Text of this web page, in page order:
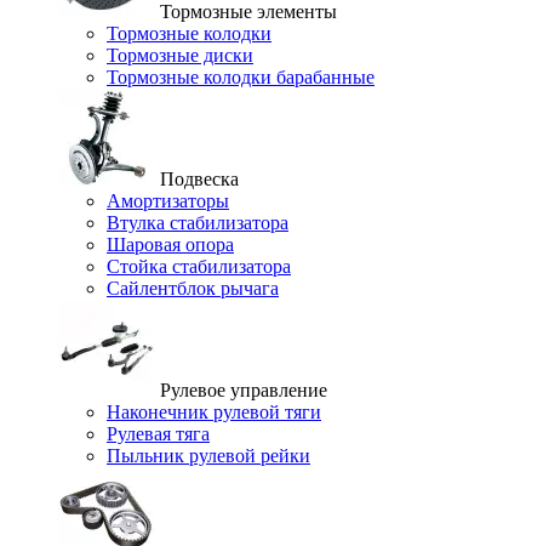
Тормозные элементы
Тормозные колодки
Тормозные диски
Тормозные колодки барабанные
Подвеска
Амортизаторы
Втулка стабилизатора
Шаровая опора
Стойка стабилизатора
Сайлентблок рычага
Рулевое управление
Наконечник рулевой тяги
Рулевая тяга
Пыльник рулевой рейки